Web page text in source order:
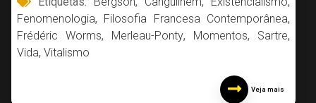
Fenomenologia, Filosofia Francesa Contemporânea,
Frédéric Worms, Merleau-Ponty, Momentos, Sartre,
Vida, Vitalismo
Veja mais